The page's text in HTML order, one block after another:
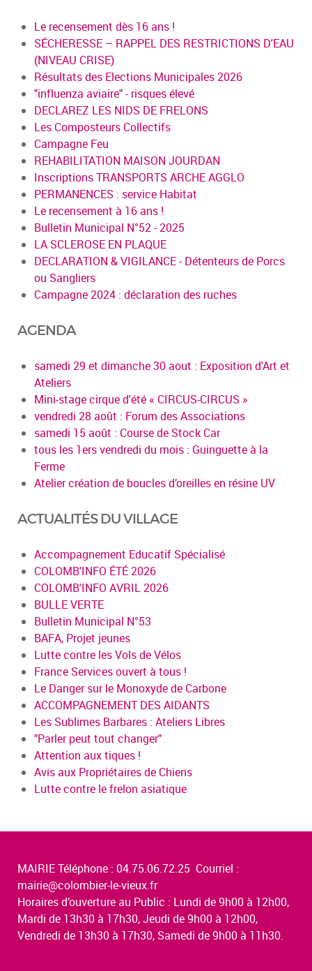
Le recensement dès 16 ans !
SÉCHERESSE – RAPPEL DES RESTRICTIONS D'EAU
(NIVEAU CRISE)
Résultats des Elections Municipales 2026
"influenza aviaire" - risques élevé
DECLAREZ LES NIDS DE FRELONS
Les Composteurs Collectifs
Campagne Feu
REHABILITATION MAISON JOURDAN
Inscriptions TRANSPORTS ARCHE AGGLO
PERMANENCES : service Habitat
Le recensement à 16 ans !
Bulletin Municipal N°52 - 2025
LA SCLEROSE EN PLAQUE
DECLARATION & VIGILANCE - Détenteurs de Porcs
ou Sangliers
Campagne 2024 : déclaration des ruches
AGENDA
samedi 29 et dimanche 30 aout : Exposition d'Art et
Ateliers
Mini-stage cirque d'été « CIRCUS-CIRCUS »
vendredi 28 août : Forum des Associations
samedi 15 août : Course de Stock Car
tous les 1ers vendredi du mois : Guinguette à la
Ferme
Atelier création de boucles d’oreilles en résine UV
ACTUALITÉS DU VILLAGE
Accompagnement Educatif Spécialisé
COLOMB'INFO ÉTÉ 2026
COLOMB'INFO AVRIL 2026
BULLE VERTE
Bulletin Municipal N°53
BAFA, Projet jeunes
Lutte contre les Vols de Vélos
France Services ouvert à tous !
Le Danger sur le Monoxyde de Carbone
ACCOMPAGNEMENT DES AIDANTS
Les Sublimes Barbares : Ateliers Libres
"Parler peut tout changer"
Attention aux tiques !
Avis aux Propriétaires de Chiens
Lutte contre le frelon asiatique
MAIRIE Téléphone : 04.75.06.72.25 Courriel :
mairie@colombier-le-vieux.fr
Horaires d’ouverture au Public : Lundi de 9h00 à 12h00,
Mardi de 13h30 à 17h30, Jeudi de 9h00 à 12h00,
Vendredi de 13h30 à 17h30, Samedi de 9h00 à 11h30.